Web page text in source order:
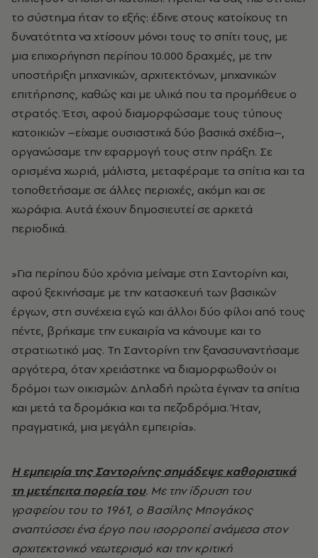
το σύστημα ήταν το εξής: έδινε στους κατοίκους τη
δυνατότητα να χτίσουν μόνοι τους το σπίτι τους, με
μια επιχορήγηση περίπου 10.000 δραχμές, με την
υποστήριξη μηχανικών, αρχιτεκτόνων, μηχανικών
επιτήρησης, καθώς και με υλικά που τα προμήθευε ο
στρατός. Έτσι, αφού διαμορφώσαμε τους τύπους
κατοικιών –είχαμε ουσιαστικά δύο βασικά σχέδια–,
οργανώσαμε την εφαρμογή τους στην πράξη. Σε
ορισμένα χωριά, μάλιστα, μεταφέραμε τα σπίτια και τα
τοποθετήσαμε σε άλλες περιοχές, ακόμη και σε
χωράφια. Αυτά έχουν δημοσιευτεί σε αρκετά
περιοδικά.
»Για περίπου δύο χρόνια μείναμε στη Σαντορίνη και,
αφού ξεκινήσαμε με την κατασκευή των βασικών
έργων, στη συνέχεια εγώ και άλλοι δύο φίλοι από τους
πέντε, βρήκαμε την ευκαιρία να κάνουμε και το
στρατιωτικό μας. Τη Σαντορίνη την ξανασυναντήσαμε
αργότερα, όταν χρειάστηκε να διαμορφωθούν οι
δρόμοι των οικισμών. Δηλαδή πρώτα έγιναν τα σπίτια
και μετά τα δρομάκια και τα πεζοδρόμια. Ήταν,
πραγματικά, μια μεγάλη εμπειρία».
Η εμπειρία της Σαντορίνης σημάδεψε καθοριστικά
τη μετέπειτα πορεία του. Με την ίδρυση του
γραφείου του το 1961, ο Βασίλης Μπογάκος
αναπτύσσει ένα έργο που ισορροπεί ανάμεσα στον
αρχιτεκτονικό νεωτερισμό και την κριτική